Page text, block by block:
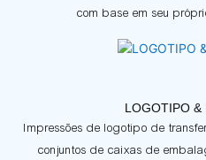
com base em seu
LOGOTIPO &
Impressões de logotipo de
conjuntos de caixas de